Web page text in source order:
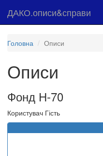
ДАКО.описи&справи
Головна Описи
Описи
Фонд Н-70
Користувач Гість